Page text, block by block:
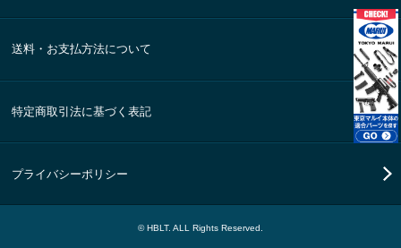
送料・お支払方法について
特定商取引法に基づく表記
プライバシーポリシー
© HBLT. ALL Rights Reserved.